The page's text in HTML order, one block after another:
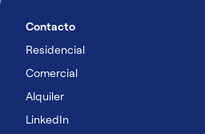
Contacto
Residencial
Comercial
Alquiler
LinkedIn